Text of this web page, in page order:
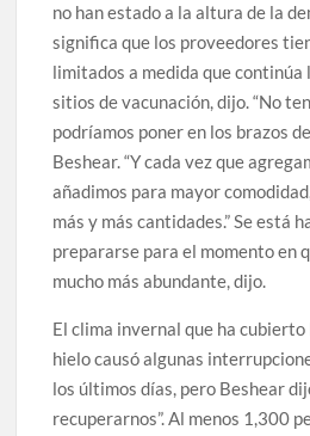
no han estado a la altura de la
significa que los proveedores
limitados a medida que continúa
sitios de vacunación, dijo. “No
podríamos poner en los brazos
Beshear. “Y cada vez que
añadimos para mayor
más y más cantidades.” Se está
prepararse para el momento en
mucho más abundante, dijo.
El clima invernal que ha
hielo causó algunas
los últimos días, pero Beshear
recuperarnos”. Al menos 1,300